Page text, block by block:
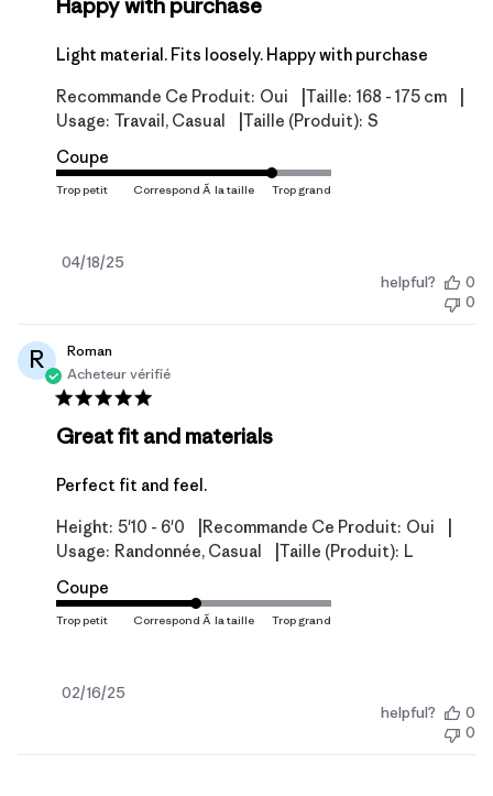
Happy with purchase
Light material. Fits loosely. Happy with purchase
Recommande Ce Produit: Oui Taille: 168 - 175 cm
Usage: Travail, Casual Taille (produit): S
Coupe
Date
04/18/25
helpful?
0
0
R
Roman
Acheteur vérifié
Great fit and materials
Perfect fit and feel.
Height: 5'10 - 6'0 Recommande Ce Produit: Oui
Usage: Randonnée, Casual Taille (produit): L
Coupe
Date
02/16/25
helpful?
0
0